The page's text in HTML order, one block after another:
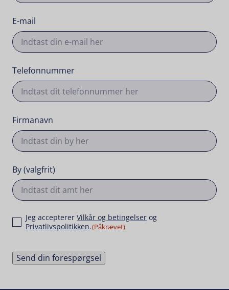
E-mail
Telefonnummer
Firmanavn
By (valgfrit)
Samtykke
Jeg accepterer Vilkår og betingelser og
Privatlivspolitikken.(Påkrævet)
Send din forespørgsel